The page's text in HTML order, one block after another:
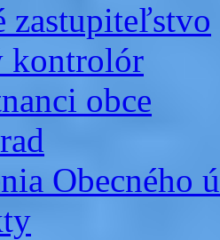
zastupiteľstvo
kontrolór
obce
Obecného